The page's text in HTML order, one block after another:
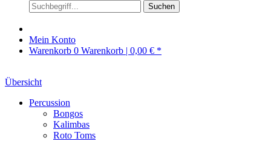
Suchen
Mein Konto
Warenkorb 0 Warenkorb | 0,00 € *
Übersicht
Percussion
Bongos
Kalimbas
Roto Toms